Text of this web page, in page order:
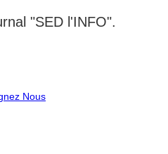
"SED l'INFO".
Nous